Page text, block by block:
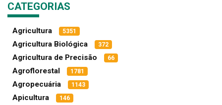
CATEGORIAS
Agricultura 5351
Agricultura Biológica 372
Agricultura de Precisão 66
Agroflorestal 1781
Agropecuária 1143
Apicultura 146